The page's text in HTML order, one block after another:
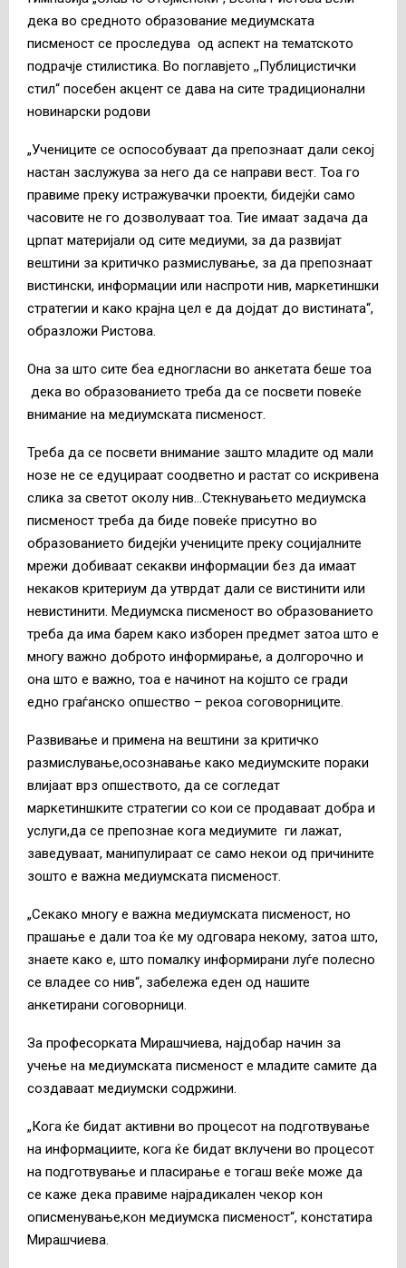
дека во средното образование медиумската
писменост се проследува од аспект на тематското
подрачје стилистика. Во поглавјето ,,Публицистички
стил“ посебен акцент се дава на сите традиционални
новинарски родови
„Учениците се оспособуваат да препознаат дали секој
настан заслужува за него да се направи вест. Тоа го
правиме преку истражувачки проекти, бидејќи само
часовите не го дозволуваат тоа. Тие имаат задача да
црпат материјали од сите медиуми, за да развијат
вештини за критичко размислување, за да препознаат
вистински, информации или наспроти нив, маркетиншки
стратегии и како крајна цел е да дојдат до вистината“,
образложи Ристова.
Она за што сите беа едногласни во анкетата беше тоа
дека во образованието треба да се посвети повеќе
внимание на медиумската писменост.
Треба да се посвети внимание зашто младите од мали
нозе не се едуцираат соодветно и растат со искривена
слика за светот околу нив…Стекнувањето медиумска
писменост треба да биде повеќе присутно во
образованието бидејќи учениците преку социјалните
мрежи добиваат секакви информации без да имаат
некаков критериум да утврдат дали се вистинити или
невистинити. Медиумска писменост во образованието
треба да има барем како изборен предмет затоа што е
многу важно доброто информирање, а долгорочно и
она што е важно, тоа е начинот на којшто се гради
едно граѓанско опшество – рекоа соговорниците.
Развивање и примена на вештини за критичко
размислување,осознавање како медиумските пораки
влијаат врз опшеството, да се согледат
маркетиншките стратегии со кои се продаваат добра и
услуги,да се препознае кога медиумите ги лажат,
заведуваат, манипулираат се само некои од причините
зошто е важна медиумската писменост.
„Секако многу е важна медиумската писменост, но
прашање е дали тоа ќе му одговара некому, затоа што,
знаете како е, што помалку информирани луѓе полесно
се владее со нив“, забележа еден од нашите
анкетирани соговорници.
За професорката Мирашчиева, најдобар начин за
учење на медиумската писменост е младите самите да
создаваат медиумски содржини.
„Кога ќе бидат активни во процесот на подготвување
на информациите, кога ќе бидат вклучени во процесот
на подготвување и пласирање е тогаш веќе може да
се каже дека правиме најрадикален чекор кон
описменување,кон медиумска писменост“, констатира
Мирашчиева.